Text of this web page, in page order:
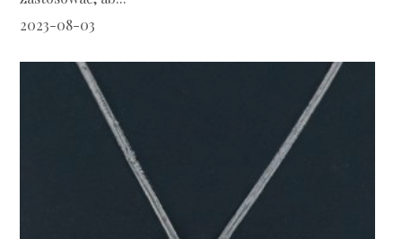
2023-08-03